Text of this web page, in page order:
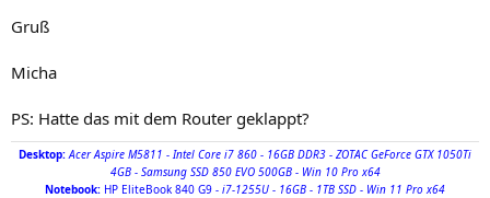
Gruß
Micha
PS: Hatte das mit dem Router geklappt?
Desktop:Acer Aspire M5811 - Intel Core i7 860 - 16GB DDR3 - ZOTAC GeForce GTX 1050Ti
4GB - Samsung SSD 850 EVO 500GB - Win 10 Pro x64
Notebook: HP EliteBook 840 G9 - i7-1255U - 16GB - 1TB SSD - Win 11 Pro x64